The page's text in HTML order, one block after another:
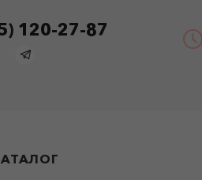
120-27-87